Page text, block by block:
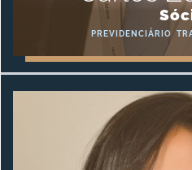
PREVIDENCIÁRIO